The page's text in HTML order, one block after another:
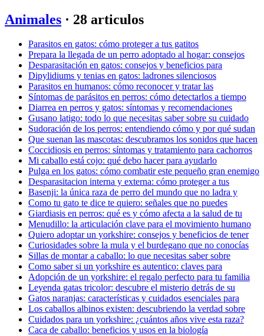
Animales · 28 articulos
Parasitos en gatos: cómo proteger a tus gatitos
Prepara la llegada de un perro adoptado al hogar: consejos
Desparasitación en gatos: consejos y beneficios para
Dipylidiums y tenias en gatos: ladrones silenciosos
Parasitos en humanos: cómo reconocer y tratar las
Síntomas de parásitos en perros: cómo detectarlos a tiempo
Diarrea en perros y gatos: síntomas y recomendaciones
Gusano latigo: todo lo que necesitas saber sobre su cuidado
Sudoración de los perros: entendiendo cómo y por qué sudan
Que suenan las mascotas: descubramos los sonidos que hacen
Coccidiosis en perros: síntomas y tratamiento para cachorros
Mi caballo está cojo: qué debo hacer para ayudarlo
Pulga en los gatos: cómo combatir este pequeño gran enemigo
Desparasitacion interna y externa: cómo proteger a tus
Basenji: la única raza de perro del mundo que no ladra y
Como tu gato te dice te quiero: señales que no puedes
Giardiasis en perros: qué es y cómo afecta a la salud de tu
Menudillo: la articulación clave para el movimiento humano
Quiero adoptar un yorkshire: consejos y beneficios de tener
Curiosidades sobre la mula y el burdegano que no conocías
Sillas de montar a caballo: lo que necesitas saber sobre
Como saber si un yorkshire es autentico: claves para
Adopción de un yorkshire: el regalo perfecto para tu familia
Leyenda gatas tricolor: descubre el misterio detrás de su
Gatos naranjas: características y cuidados esenciales para
Los caballos albinos existen: descubriendo la verdad sobre
Cuidados para un yorkshire: ¿cuántos años vive esta raza?
Caca de caballo: beneficios y usos en la biología